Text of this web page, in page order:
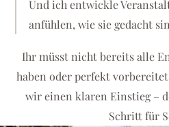
Und ich entwickle
anfühlen, wie sie gedacht
Ihr müsst nicht bereits alle
haben oder perfekt
wir einen klaren Einstieg –
Schritt für